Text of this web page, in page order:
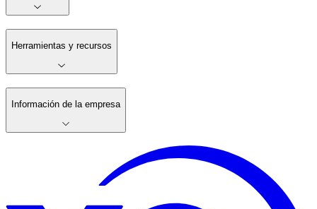
Herramientas y recursos
Información de la empresa